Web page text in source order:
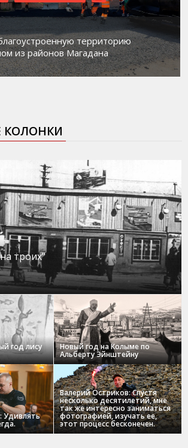
территорию
Магадана
работе
КОЛОНКИ
троих"
год лису Новый год на Колыме по
Альберту Эйнштейну
Удивлять
Валерий Остриков: Спустя
несколько десятилетий, мне
так же интересно заниматься
фотографией, изучать ее,
этот процесс бесконечен.